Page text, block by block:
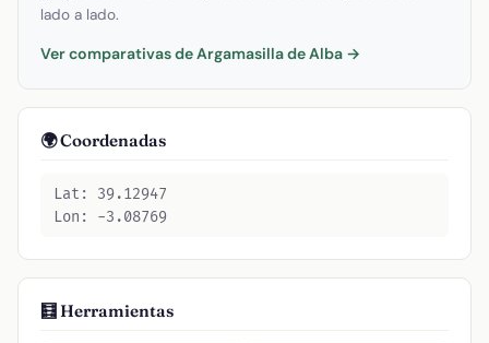
lado a lado.
Ver comparativas de Argamasilla de Alba →
🌍 Coordenadas
Lat: 39.12947
Lon: -3.08769
🧮 Herramientas